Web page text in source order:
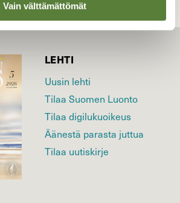
Vain välttämättömät
LEHTI
Uusin lehti
Tilaa Suomen Luonto
Tilaa digilukuoikeus
Äänestä parasta juttua
Tilaa uutiskirje